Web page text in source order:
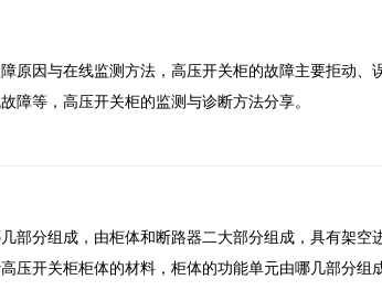
原因与在线监测方法，高压开关柜的故障主要拒动、
障等，高压开关柜的监测与诊断方法分享。
部分组成，由柜体和断路器二大部分组成，具有架空
压开关柜柜体的材料，柜体的功能单元由哪几部分组